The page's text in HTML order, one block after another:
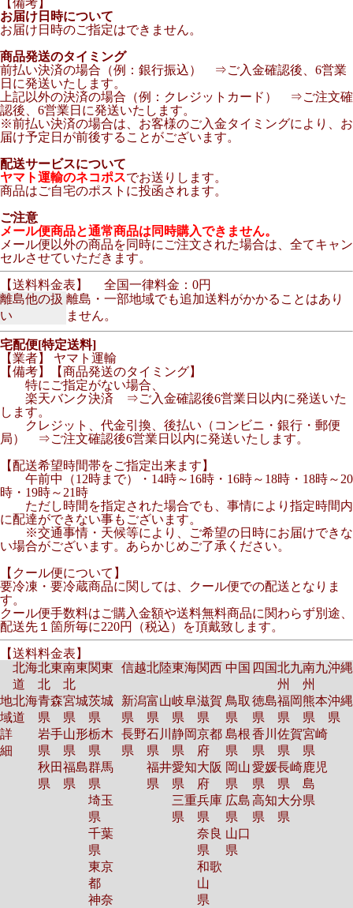
【備考】
お届け日時について
お届け日時のご指定はできません。
商品発送のタイミング
前払い決済の場合（例：銀行振込） ⇒ご入金確認後、6営業
日に発送いたします。
上記以外の決済の場合（例：クレジットカード） ⇒ご注文確
認後、6営業日に発送いたします。
※前払い決済の場合は、お客様のご入金タイミングにより、お
届け予定日が前後することがございます。
配送サービスについて
ヤマト運輸のネコポスでお送りします。
商品はご自宅のポストに投函されます。
ご注意
メール便商品と通常商品は同時購入できません。
メール便以外の商品を同時にご注文された場合は、全てキャン
セルさせていただきます。
【送料料金表】
全国一律料金：0円
離島他の扱
い
離島・一部地域でも追加送料がかかることはあり
ません。
宅配便[特定送料]
【業者】 ヤマト運輸
【備考】【商品発送のタイミング】
特にご指定がない場合、
楽天バンク決済 ⇒ご入金確認後6営業日以内に発送いた
します。
クレジット、代金引換、後払い（コンビニ・銀行・郵便
局） ⇒ご注文確認後6営業日以内に発送いたします。
【配送希望時間帯をご指定出来ます】
午前中（12時まで）・14時～16時・16時～18時・18時～20
時・19時～21時
ただし時間を指定された場合でも、事情により指定時間内
に配達ができない事もございます。
※交通事情・天候等により、ご希望の日時にお届けできな
い場合がございます。あらかじめご了承ください。
【クール便について】
要冷凍・要冷蔵商品に関しては、クール便での配送となりま
す。
クール便手数料はご購入金額や送料無料商品に関わらず別途、
配送先１箇所毎に220円（税込）を頂戴致します。
【送料料金表】
北海
道
北東
北
南東
北
関東 信越北陸東海関西 中国 四国北九
州
南九
州
沖縄
地
域
詳
細
北海
道
青森
県
岩手
県
秋田
県
宮城
県
山形
県
福島
県
茨城
県
栃木
県
群馬
県
埼玉
県
千葉
県
東京
都
神奈
新潟
県
長野
県
富山
県
石川
県
福井
県
岐阜
県
静岡
県
愛知
県
三重
県
滋賀
県
京都
府
大阪
府
兵庫
県
奈良
県
和歌
山
県
鳥取
県
島根
県
岡山
県
広島
県
山口
県
徳島
県
香川
県
愛媛
県
高知
県
福岡
県
佐賀
県
長崎
県
大分
県
熊本
県
宮崎
県
鹿児
島
県
沖縄
県